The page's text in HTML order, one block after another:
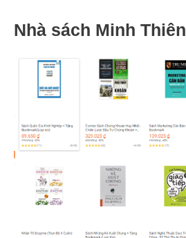
Nhà sách Minh Thiên